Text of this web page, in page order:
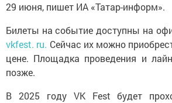
29 июня, пишет ИА «Татар-информ».
Билеты на событие доступны на
vkfest. ru. Сейчас их можно
цене. Площадка проведения и
позже.
В 2025 году VK Fest будет